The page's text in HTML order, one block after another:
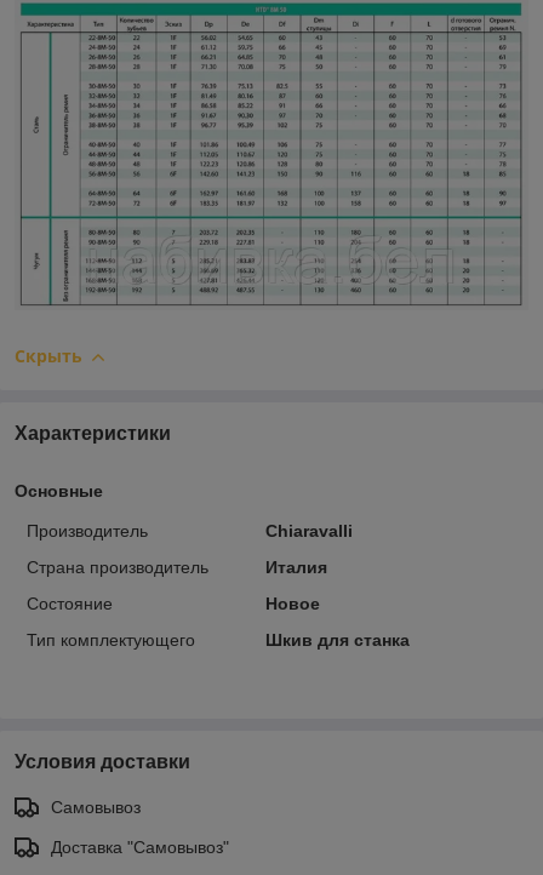
Скрыть
Характеристики
Основные
Производитель
Chiaravalli
Страна производитель
Италия
Состояние
Новое
Тип комплектующего
Шкив для станка
Условия доставки
Самовывоз
Доставка "Самовывоз"